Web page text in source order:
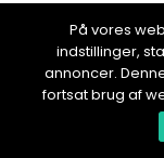
På vores
indstillinger,
annoncer.
fortsat brug af